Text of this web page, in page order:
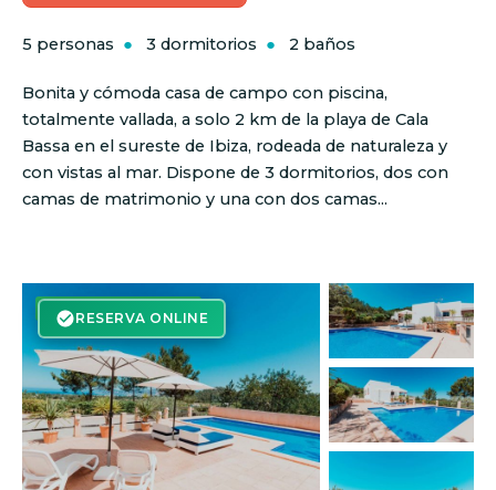
5 personas 3 dormitorios 2 baños
Bonita y cómoda casa de campo con piscina,
totalmente vallada, a solo 2 km de la playa de Cala
Bassa en el sureste de Ibiza, rodeada de naturaleza y
con vistas al mar. Dispone de 3 dormitorios, dos con
camas de matrimonio y una con dos camas...
RESERVA ONLINE
RESERVA ON-LINE